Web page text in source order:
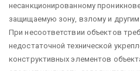
несанкционированному
защищаемую зону, взлому и
При несоответствии объектов
недостаточной технической
конструктивных элементов